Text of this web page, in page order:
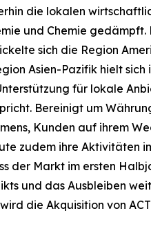
die lokalen
und Chemie
sich die Region
Asien-Pazifik hielt
für lokale
Bereinigt um
Kunden auf ihrem
zudem ihre Aktivitäten
der Markt im ersten
und das Ausbleiben
die Akquisition von